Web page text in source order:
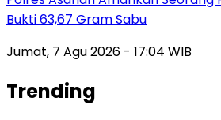
Bukti 63,67 Gram Sabu
Jumat, 7 Agu 2026 - 17:04 WIB
Trending